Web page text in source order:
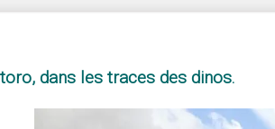
dans les traces des dinos.